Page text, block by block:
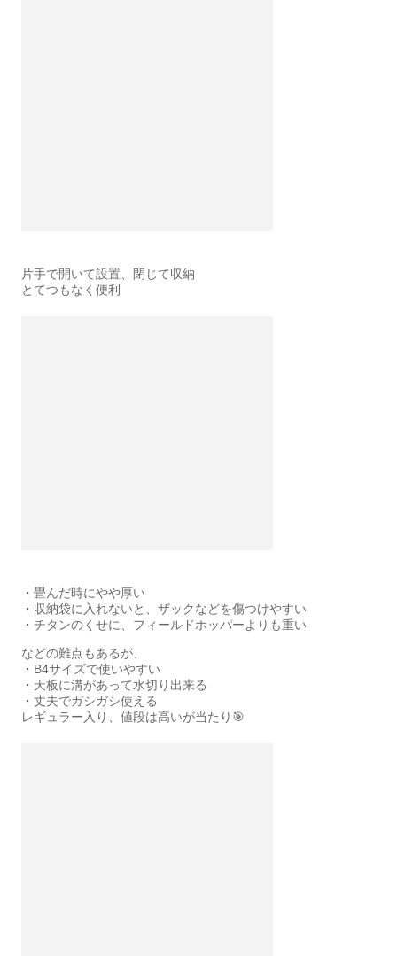
片手で開いて設置、閉じて収納
とてつもなく便利
・畳んだ時にやや厚い
・収納袋に入れないと、ザックなどを傷つけやすい
・チタンのくせに、フィールドホッパーよりも重い
などの難点もあるが、
・B4サイズで使いやすい
・天板に溝があって水切り出来る
・丈夫でガシガシ使える
レギュラー入り、値段は高いが当たり🎯